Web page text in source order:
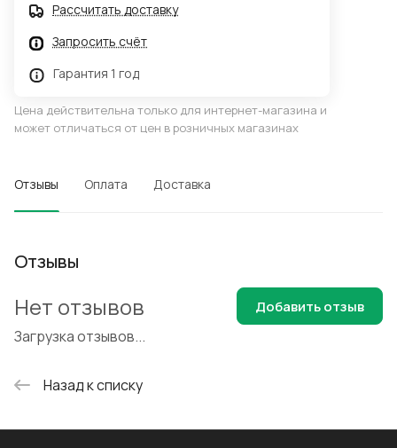
Рассчитать доставку
Запросить счёт
Гарантия 1 год
Цена действительна только для интернет-магазина и
может отличаться от цен в розничных магазинах
Отзывы Оплата Доставка
Отзывы
Загрузка отзывов...
Нет отзывов Добавить отзыв
Назад к списку